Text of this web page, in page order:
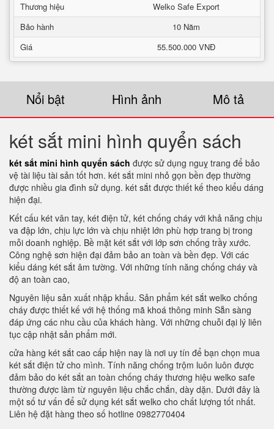
Thương hiệu
Welko Safe Export
Bảo hành
10 Năm
Giá
55.500.000 VNĐ
Nổi bật Hình ảnh Mô tả
két sắt mini hình quyển sách
két sắt mini hình quyển sách được sử dụng nguỵ trang để bảo
vệ tài liệu tài sản tốt hơn. két sắt mini nhỏ gọn bền đẹp thường
được nhiều gia đình sử dụng. két sắt được thiết kế theo kiểu dáng
hiện đại.
Kết cấu két vân tay, két điện tử, két chống cháy với khả năng chịu
va đập lớn, chịu lực lớn và chịu nhiệt lớn phù hợp trang bị trong
mỗi doanh nghiệp. Bề mặt két sắt với lớp sơn chống trầy xước.
Công nghệ sơn hiện đại đảm bảo an toàn và bền đẹp. Với các
kiểu dáng két sắt âm tường. Với những tính năng chống cháy và
độ an toàn cao,
Nguyên liệu sản xuất nhập khẩu. Sản phẩm két sắt welko chống
cháy được thiết kế với hệ thống mã khoá thông minh Sẵn sàng
đáp ứng các nhu cầu của khách hàng. Với những chuỗi đại lý liên
tục cập nhật sản phẩm mới.
cửa hàng két sắt cao cấp hiện nay là nơi uy tín để bạn chọn mua
két sắt điện tử cho mình. Tính năng chống trộm luôn luôn được
đảm bảo do két sắt an toàn chống cháy thương hiệu welko safe
thường được làm từ nguyên liệu chắc chắn, dày dặn. Dưới đây là
một số tư vấn để sử dụng két sắt welko cho chất lượng tốt nhất.
Liên hệ đặt hàng theo số hotline 0982770404